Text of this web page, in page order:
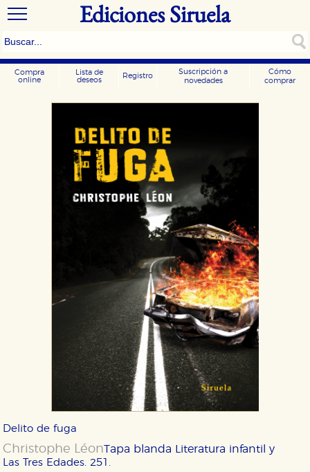
Ediciones Siruela
Compra
online
Lista de
deseos
Registro
Suscripción a
novedades
Cómo
comprar
Delito de fuga
Christophe Léon
Las Tres Edades. 251.
Tapa blanda Literatura infantil y